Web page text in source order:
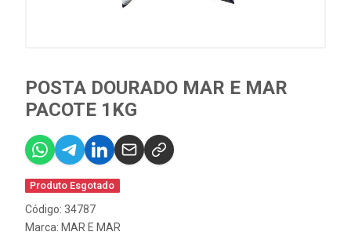
POSTA DOURADO MAR E MAR
PACOTE 1KG
Produto Esgotado
Código: 34787
Marca: MAR E MAR